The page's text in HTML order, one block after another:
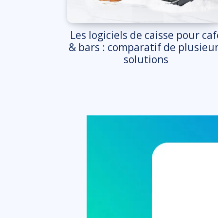
Les logiciels de caisse pour
& bars : comparatif de
solutions